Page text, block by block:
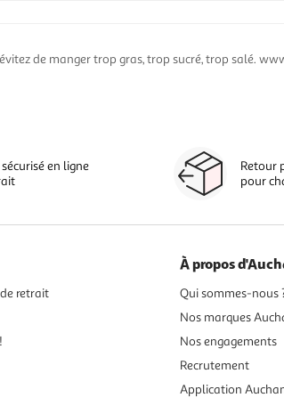
de manger trop gras, trop sucré, trop salé.
en ligne
Retour
pour
retrait
À propos
Qui sommes-nous
Nos marques
Nos engagements
Recrutement
Application